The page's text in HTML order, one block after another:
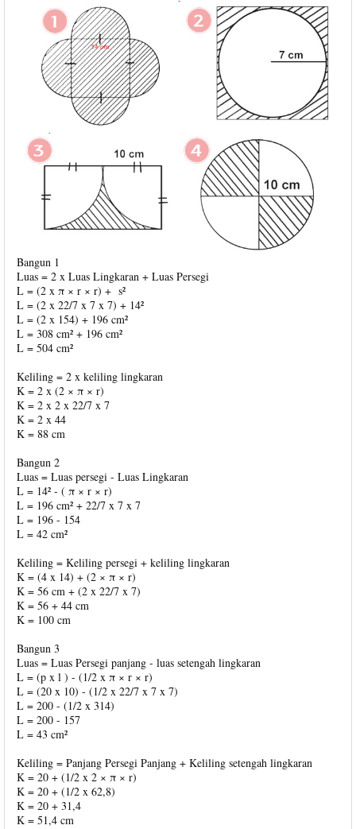
Bangun 1
Luas = 2 x Luas Lingkaran + Luas Persegi
L = (2 x π × r × r) + s²
L = (2 x 22/7 x 7 x 7) + 14²
L = (2 x 154) + 196 cm²
L = 308 cm² + 196 cm²
L = 504 cm²
Keliling = 2 x keliling lingkaran
K = 2 x (2 × π × r)
K = 2 x 2 x 22/7 x 7
K = 2 x 44
K = 88 cm
Bangun 2
Luas = Luas persegi - Luas Lingkaran
L = 14² - ( π × r × r)
L = 196 cm² + 22/7 x 7 x 7
L = 196 - 154
L = 42 cm²
Keliling = Keliling persegi + keliling lingkaran
K = (4 x 14) + (2 × π × r)
K = 56 cm + (2 x 22/7 x 7)
K = 56 + 44 cm
K = 100 cm
Bangun 3
Luas = Luas Persegi panjang - luas setengah lingkaran
L = (p x l ) - (1/2 x π × r × r)
L = (20 x 10) - (1/2 x 22/7 x 7 x 7)
L = 200 - (1/2 x 314)
L = 200 - 157
L = 43 cm²
Keliling = Panjang Persegi Panjang + Keliling setengah lingkaran
K = 20 + (1/2 x 2 × π × r)
K = 20 + (1/2 x 62,8)
K = 20 + 31,4
K = 51,4 cm